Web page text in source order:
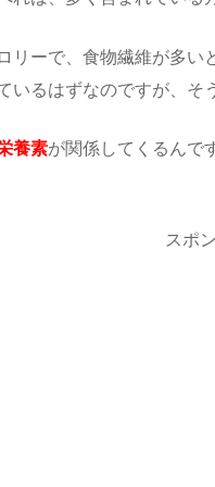
リーで、食物繊維が多い
いるはずなのですが、そ
養素が関係してくるんで
スポ